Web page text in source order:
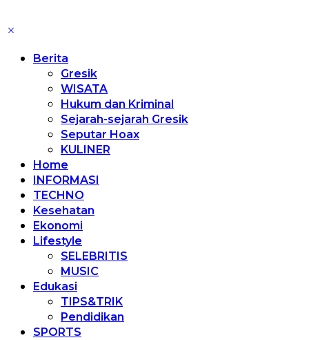
Berita
Gresik
WISATA
Hukum dan Kriminal
Sejarah-sejarah Gresik
Seputar Hoax
KULINER
Home
INFORMASI
TECHNO
Kesehatan
Ekonomi
Lifestyle
SELEBRITIS
MUSIC
Edukasi
TIPS&TRIK
Pendidikan
SPORTS